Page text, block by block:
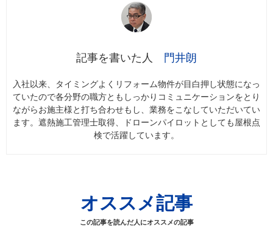
門井朗
入社以来、タイミングよくリフォーム物件が目白押し状態になっ
ていたので各分野の職方ともしっかりコミュニケーションをとり
ながらお施主様と打ち合わせもし、業務をこなしていただいてい
ます。遮熱施工管理士取得、ドローンパイロットとしても屋根点
検で活躍しています。
オススメ記事
この記事を読んだ人にオススメの記事